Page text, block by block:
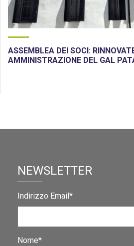
ASSEMBLEA DEI SOCI:
AMMINISTRAZIONE DEL GAL
NEWSLETTER
Indirizzo Email*
Nome*